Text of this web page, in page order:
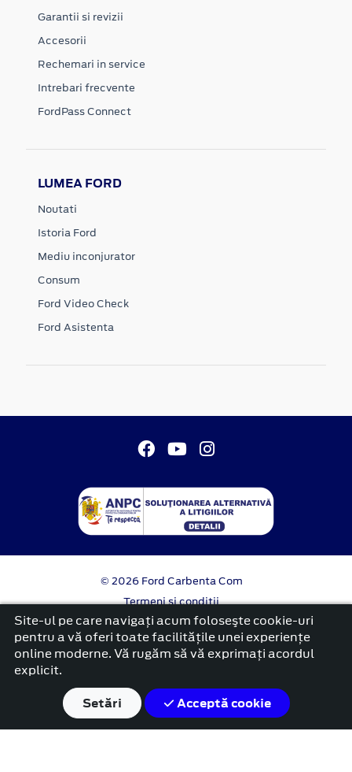
Garantii si revizii
Accesorii
Rechemari in service
Intrebari frecvente
FordPass Connect
LUMEA FORD
Noutati
Istoria Ford
Mediu inconjurator
Consum
Ford Video Check
Ford Asistenta
© 2026 Ford Carbenta Com
Termeni si conditii
Confidentialitate
Politica cookies
platformă dezvoltată de Workleto
Site-ul pe care navigați acum foloseşte cookie-uri
pentru a vă oferi toate facilitățile unei experiențe
online moderne. Vă rugăm să vă exprimați acordul
explicit.
Setări
Acceptă cookie